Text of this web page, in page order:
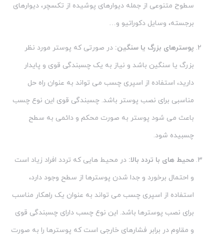
سطوح متنوعی از جمله دیوارهای پوشیده از تکسچر، دیوارهای
برجسته، وسایل دکوراتیو و…
پوسترهای بزرگ یا سنگین: در صورتی که پوستر مورد نظر
بزرگ یا سنگین باشد و نیاز به یک چسبندگی قوی و پایدار
دارید، استفاده از اسپری چسب می تواند به عنوان راه حل
مناسبی برای نصب پوستر باشد. چسبندگی قوی این نوع چسب
باعث می شود پوستر به صورت محکم و دائمی به سطح
چسبیده شود.
محیط های با تردد بالا: در محیط هایی که تردد افراد زیاد است
و احتمال برخورد و جدا شدن پوسترها از سطح وجود دارد،
استفاده از اسپری چسب می تواند به عنوان یک راهکار مناسب
برای نصب پوسترها باشد. این نوع چسب دارای چسبندگی قوی
و مقاوم در برابر فشارهای خارجی است که پوسترها را به صورت